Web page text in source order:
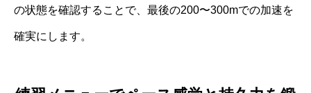
の状態を確認することで、最後の200〜300mでの加速を
確実にします。